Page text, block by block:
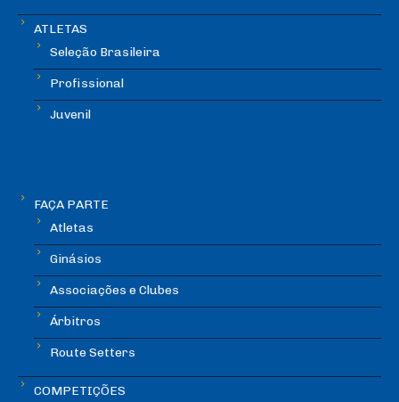
ATLETAS
Seleção Brasileira
Profissional
Juvenil
FAÇA PARTE
Atletas
Ginásios
Associações e Clubes
Árbitros
Route Setters
COMPETIÇÕES